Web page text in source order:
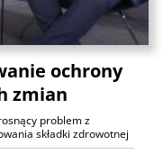
ochrony
zmian
problem z
składki zdrowotnej